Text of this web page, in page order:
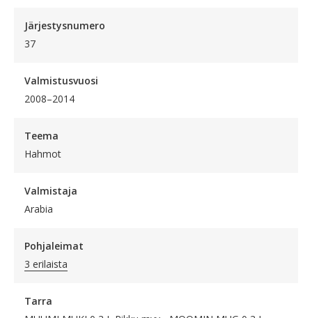
Järjestysnumero
37
Valmistusvuosi
2008–2014
Teema
Hahmot
Valmistaja
Arabia
Pohjaleimat
3 erilaista
Tarra